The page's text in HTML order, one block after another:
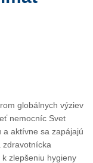
globálnych výziev
nemocníc Svet
a aktívne sa zapájajú
zdravotnícka
zlepšeniu hygieny